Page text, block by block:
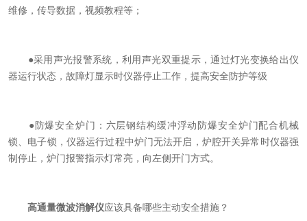
维修，传导数据，视频教程等；
●采用声光报警系统，利用声光双重提示，通过灯光变换给出仪
器运行状态，故障灯显示时仪器停止工作，提高安全防护等级
●防爆安全炉门：六层钢结构缓冲浮动防爆安全炉门配合机械
锁、电子锁，仪器运行过程中炉门无法开启，炉腔开关异常时仪器强
制停止，炉门报警指示灯常亮，向左侧开门方式。
高通量微波消解仪应该具备哪些主动安全措施？